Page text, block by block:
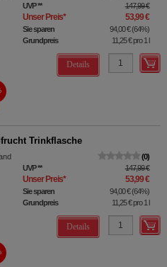
UVP** 147,99 €
Unser Preis* 53,99 €
Sie sparen 94,00 €(64%)
Grundpreis
11,25 €pro 1 l
Details
Trinkflasche
0
UVP** 147,99 €
Unser Preis* 53,99 €
Sie sparen 94,00 €(64%)
Grundpreis
11,25 €pro 1 l
Details